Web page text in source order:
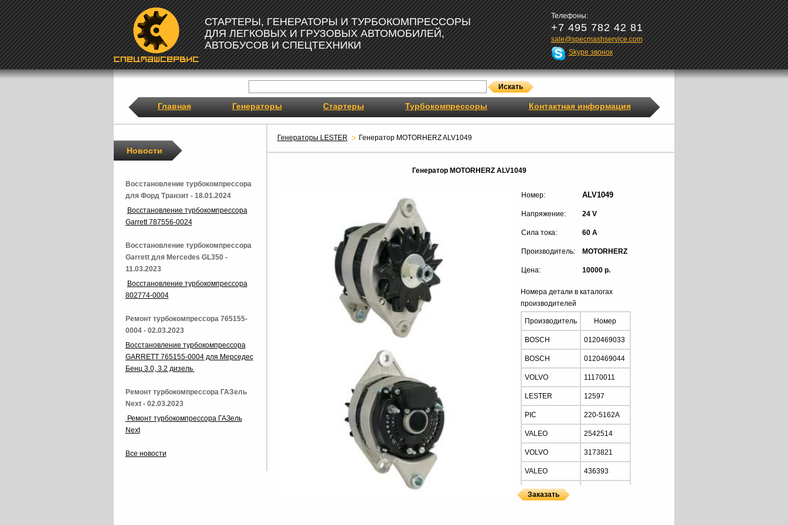
СТАРТЕРЫ, ГЕНЕРАТОРЫ И ТУРБОКОМПРЕССОРЫ
ДЛЯ ЛЕГКОВЫХ И ГРУЗОВЫХ АВТОМОБИЛЕЙ,
АВТОБУСОВ И СПЕЦТЕХНИКИ
Телефоны:
+7 495 782 42 81
sale@specmashservice.com
Skype звонок
Главная Генераторы Стартеры Турбокомпрессоры Контактная информация
Генераторы LESTER Генератор MOTORHERZ ALV1049
Генератор MOTORHERZ ALV1049
Номер: ALV1049
Напряжение: 24 V
Сила тока: 60 A
Производитель: MOTORHERZ
Цена: 10000 р.
Номера детали в каталогах
производителей
Производитель Номер
BOSCH 0120469033
BOSCH 0120469044
VOLVO 11170011
LESTER 12597
PIC 220-5162A
VALEO 2542514
VOLVO 3173821
VALEO 436393
BOSCH
Новости
Восстановление турбокомпрессора
для Форд Транзит - 18.01.2024
Восстановление турбокомпрессора
Garrett 787556-0024
Восстановление турбокомпрессора
Garrett для Mercedes GL350 -
11.03.2023
Восстановление турбокомпрессора
802774-0004
Ремонт турбокомпрессора 765155-
0004 - 02.03.2023
Восстановление турбокомпрессора
GARRETT 765155-0004 для Мерседес
Бенц 3.0, 3.2 дизель
Ремонт турбокомпрессора ГАЗель
Next - 02.03.2023
Ремонт турбокомпрессора ГАЗель
Next
Все новости